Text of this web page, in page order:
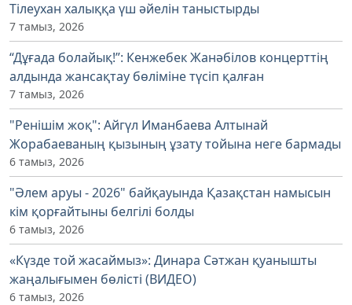
Тілеухан халыққа үш әйелін таныстырды
7 тамыз, 2026
“Дұғада болайық!”: Кенжебек Жанәбілов концерттің
алдында жансақтау бөліміне түсіп қалған
7 тамыз, 2026
"Ренішім жоқ": Айгүл Иманбаева Алтынай
Жорабаеваның қызының ұзату тойына неге бармады
6 тамыз, 2026
"Әлем аруы - 2026" байқауында Қазақстан намысын
кім қорғайтыны белгілі болды
6 тамыз, 2026
«Күзде той жасаймыз»: Динара Сәтжан қуанышты
жаңалығымен бөлісті (ВИДЕО)
6 тамыз, 2026